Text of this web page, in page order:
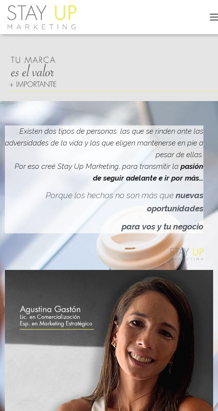
A
M
D
E
N
A
V
G
I
Ó
N
Existen dos tipos de personas: las que se rinden ante las
adversidades de la vida y las que eligen mantenerse en pie a
pesar de ellas.
Por eso creé Stay Up Marketing, para transmitir la pasión
de seguir adelante e ir por más…
Porque los hechos no son más que nuevas
oportunidades
para vos y tu negocio